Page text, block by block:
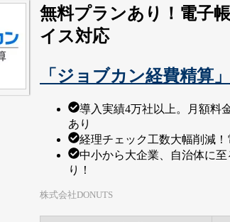
無料プランあり！電子
イス対応
「ジョブカン経費精算」
導入実績4万社以上。月額料
あり
経理チェック工数大幅削減
中小から大企業、自治体に
り！
株式会社DONUTS